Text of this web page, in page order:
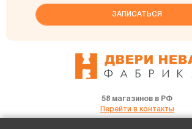
58 магазинов в РФ
Перейти в контакты